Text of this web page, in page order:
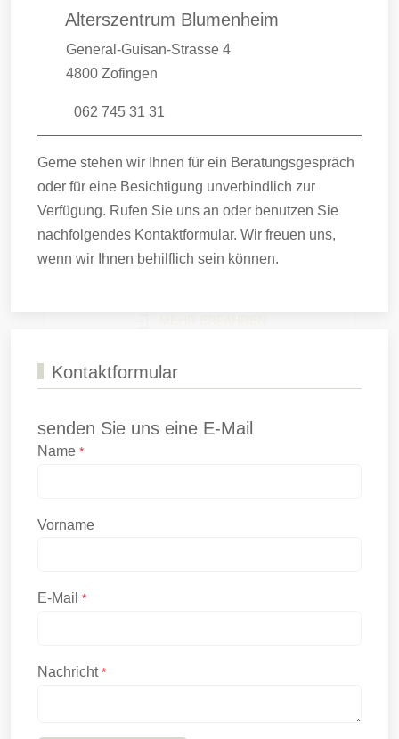
Alterszentrum Blumenheim
General-Guisan-Strasse 4
4800 Zofingen
062 745 31 31
Gerne stehen wir Ihnen für ein Beratungsgespräch
oder für eine Besichtigung unverbindlich zur
Verfügung. Rufen Sie uns an oder benutzen Sie
nachfolgendes Kontaktformular. Wir freuen uns,
wenn wir Ihnen behilflich sein können.
Kontaktformular
senden Sie uns eine E-Mail
Name *
Vorname
E-Mail *
Nachricht*